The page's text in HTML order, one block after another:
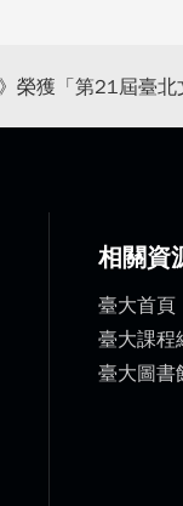
榮獲「第21屆臺
相關資
臺大首頁
臺大課程
臺大圖書